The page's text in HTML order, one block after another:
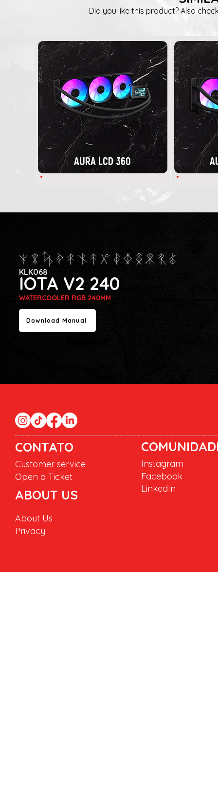
Did you like this product? Also
AURA LCD 360
IOTA V2 240
KLK068
WATERCOOLER RGB 240MM
Download Manual
CONTATO
Customer service
Open a Ticket
ABOUT US
Instagram
Facebook
LinkedIn
About Us
Privacy